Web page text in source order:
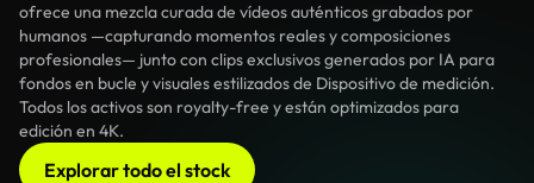
ofrece una mezcla curada de vídeos auténticos grabados por
humanos —capturando momentos reales y composiciones
profesionales— junto con clips exclusivos generados por IA para
fondos en bucle y visuales estilizados de Dispositivo de medición.
Todos los activos son royalty-free y están optimizados para
edición en 4K.
Explorar todo el stock